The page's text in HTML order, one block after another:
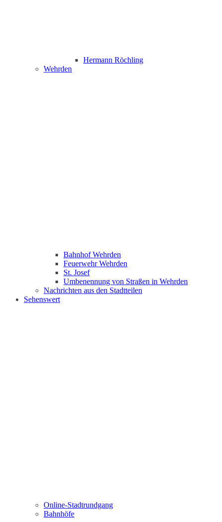
Hermann Röchling
Wehrden
Bahnhof Wehrden
Feuerwehr Wehrden
St. Josef
Umbenennung von Straßen in Wehrden
Nachrichten aus den Stadtteilen
Sehenswert
Online-Stadtrundgang
Bahnhöfe